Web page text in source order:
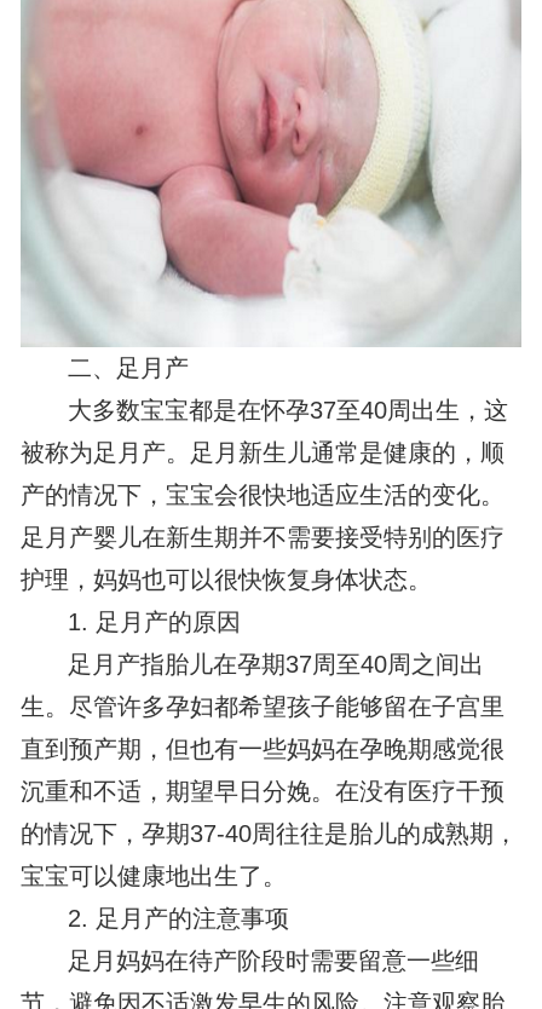
二、足月产
大多数宝宝都是在怀孕37至40周出生，这
被称为足月产。足月新生儿通常是健康的，顺
产的情况下，宝宝会很快地适应生活的变化。
足月产婴儿在新生期并不需要接受特别的医疗
护理，妈妈也可以很快恢复身体状态。
1. 足月产的原因
足月产指胎儿在孕期37周至40周之间出
生。尽管许多孕妇都希望孩子能够留在子宫里
直到预产期，但也有一些妈妈在孕晚期感觉很
沉重和不适，期望早日分娩。在没有医疗干预
的情况下，孕期37-40周往往是胎儿的成熟期，
宝宝可以健康地出生了。
2. 足月产的注意事项
足月妈妈在待产阶段时需要留意一些细
节，避免因不适激发早生的风险。注意观察胎